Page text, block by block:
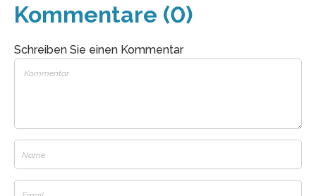
Kommentare (0)
Schreiben Sie einen Kommentar